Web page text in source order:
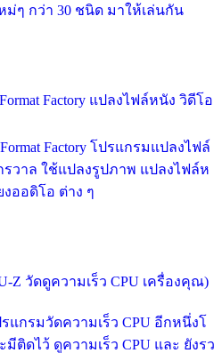
ม่ๆ กว่า 30 ชนิด มาให้เล่นกัน
Factory แปลงไฟล์หนัง วิดีโอ
Factory โปรแกรมแปลงไฟล์
รวาล ใช้แปลงรูปภาพ แปลงไฟล์ห
งออดิโอ ต่าง ๆ
Z วัดดูความเร็ว CPU เครื่องคุณ)
แกรมวัดความเร็ว CPU อีกหนึ่งโ
ติดไว้ ดูความเร็ว CPU และ ยังรว